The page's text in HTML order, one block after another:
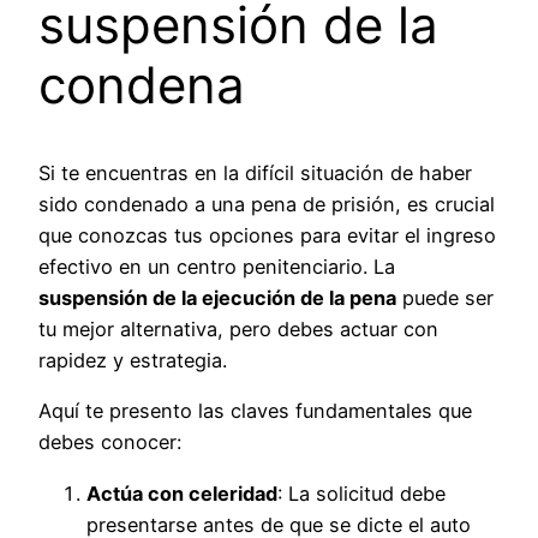
suspensión de la
condena
Si te encuentras en la difícil situación de haber
sido condenado a una pena de prisión, es crucial
que conozcas tus opciones para evitar el ingreso
efectivo en un centro penitenciario. La
suspensión de la ejecución de la pena puede ser
tu mejor alternativa, pero debes actuar con
rapidez y estrategia.
Aquí te presento las claves fundamentales que
debes conocer:
Actúa con celeridad: La solicitud debe
presentarse antes de que se dicte el auto